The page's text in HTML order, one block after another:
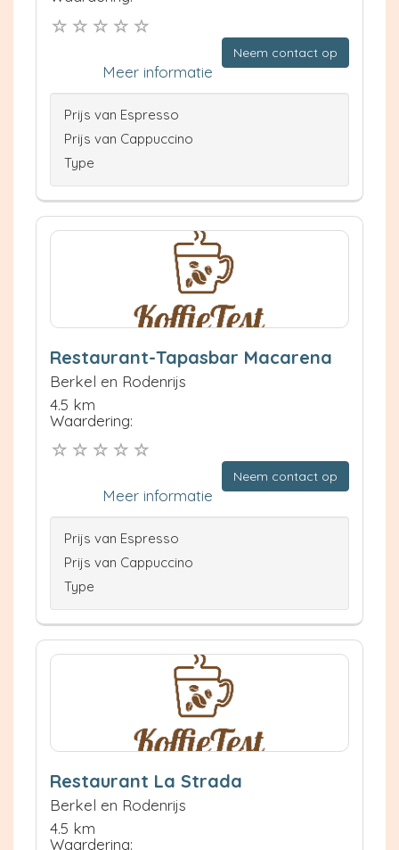
Neem contact op
Meer informatie
Prijs van Espresso
Prijs van Cappuccino
Type
Restaurant-Tapasbar Macarena
Berkel en Rodenrijs
4.5 km
Waardering:
Neem contact op
Meer informatie
Prijs van Espresso
Prijs van Cappuccino
Type
Restaurant La Strada
Berkel en Rodenrijs
4.5 km
Waardering: